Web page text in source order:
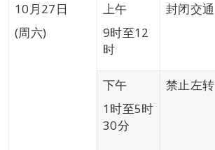
10月27日
(周六)
上午
9时至12
时
封闭交通
下午
1时至5时
30分
禁止左转